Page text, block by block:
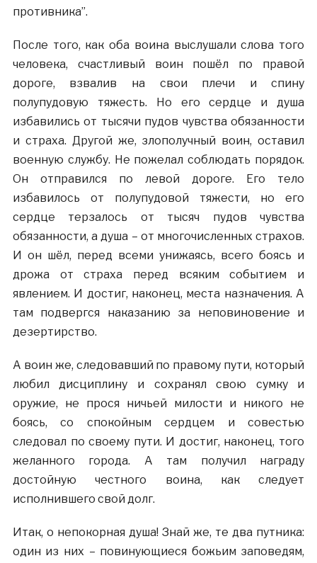
противника”.
После того, как оба воина выслушали слова того
человека, счастливый воин пошёл по правой
дороге, взвалив на свои плечи и спину
полупудовую тяжесть. Но его сердце и душа
избавились от тысячи пудов чувства обязанности
и страха. Другой же, злополучный воин, оставил
военную службу. Не пожелал соблюдать порядок.
Он отправился по левой дороге. Его тело
избавилось от полупудовой тяжести, но его
сердце терзалось от тысяч пудов чувства
обязанности, а душа – от многочисленных страхов.
И он шёл, перед всеми унижаясь, всего боясь и
дрожа от страха перед всяким событием и
явлением. И достиг, наконец, места назначения. А
там подвергся наказанию за неповиновение и
дезертирство.
А воин же, следовавший по правому пути, который
любил дисциплину и сохранял свою сумку и
оружие, не прося ничьей милости и никого не
боясь, со спокойным сердцем и совестью
следовал по своему пути. И достиг, наконец, того
желанного города. А там получил награду
достойную честного воина, как следует
исполнившего свой долг.
Итак, о непокорная душа! Знай же, те два путника:
один из них – повинующиеся божьим заповедям,